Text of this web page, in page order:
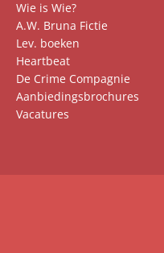
Wie is Wie?
A.W. Bruna Fictie
Lev. boeken
Heartbeat
De Crime Compagnie
Aanbiedingsbrochures
Vacatures